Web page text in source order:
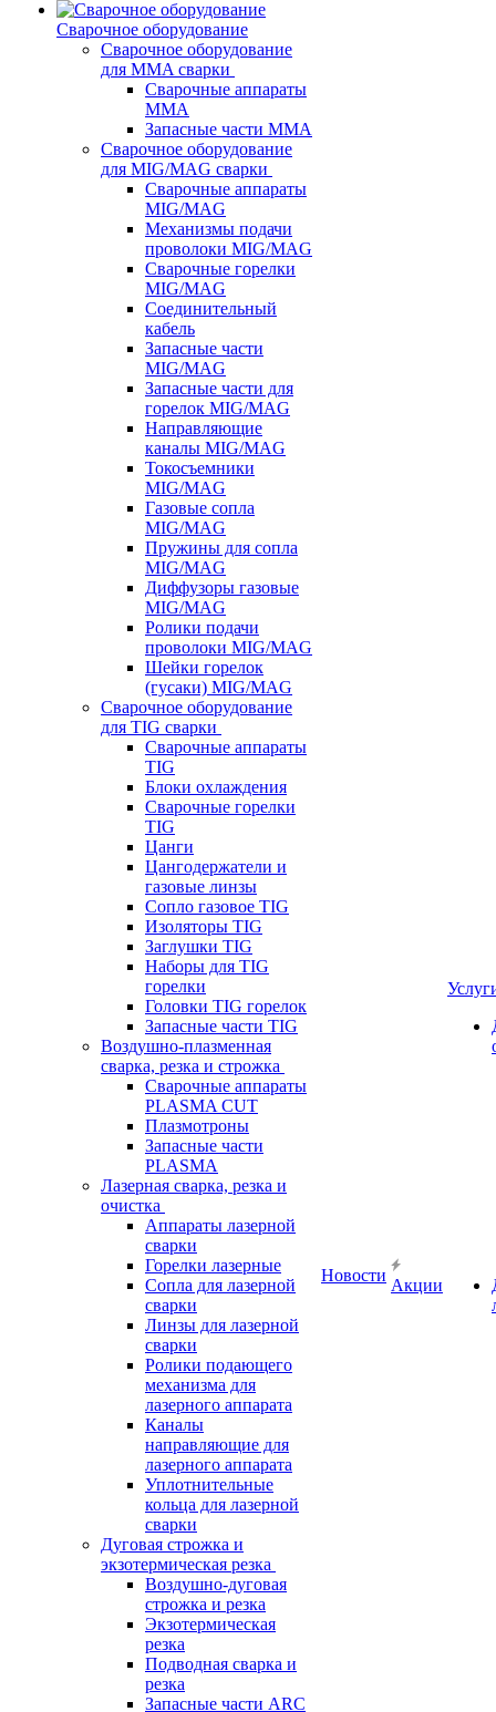
Сварочное оборудование
Сварочное оборудование
для MMA сварки
Сварочные аппараты
MMA
Запасные части MMA
Сварочное оборудование
для MIG/MAG сварки
Сварочные аппараты
MIG/MAG
Механизмы подачи
проволоки MIG/MAG
Сварочные горелки
MIG/MAG
Соединительный
кабель
Запасные части
MIG/MAG
Запасные части для
горелок MIG/MAG
Направляющие
каналы MIG/MAG
Токосъемники
MIG/MAG
Газовые сопла
MIG/MAG
Пружины для сопла
MIG/MAG
Диффузоры газовые
MIG/MAG
Ролики подачи
проволоки MIG/MAG
Шейки горелок
(гусаки) MIG/MAG
Сварочное оборудование
для TIG сварки
Сварочные аппараты
TIG
Блоки охлаждения
Сварочные горелки
TIG
Цанги
Цангодержатели и
газовые линзы
Сопло газовое TIG
Изоляторы TIG
Заглушки TIG
Наборы для TIG
горелки
Головки TIG горелок
Запасные части TIG
Воздушно-плазменная
сварка, резка и строжка
Сварочные аппараты
PLASMA CUT
Плазмотроны
Запасные части
PLASMA
Лазерная сварка, резка и
очистка
Аппараты лазерной
сварки
Горелки лазерные
Сопла для лазерной
сварки
Линзы для лазерной
сварки
Ролики подающего
механизма для
лазерного аппарата
Каналы
направляющие для
лазерного аппарата
Уплотнительные
кольца для лазерной
сварки
Дуговая строжка и
экзотермическая резка
Воздушно-дуговая
строжка и резка
Экзотермическая
резка
Подводная сварка и
резка
Запасные части ARC
Новости
Акции